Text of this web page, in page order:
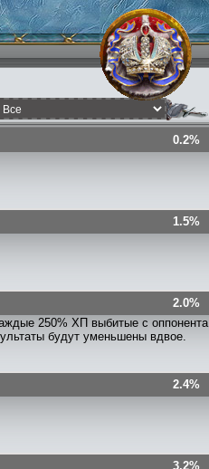
0.2%
1.5%
2.0%
250% ХП выбитые с оппонента
будут уменьшены вдвое.
2.4%
3.2%